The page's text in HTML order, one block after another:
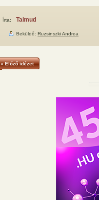
Írta: Talmud
Beküldő: Ruzsinszki Andrea
« Előző idézet